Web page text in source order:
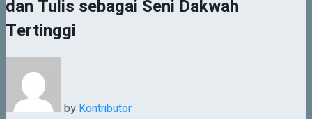
dan Tulis sebagai Seni Dakwah
Tertinggi
by Kontributor